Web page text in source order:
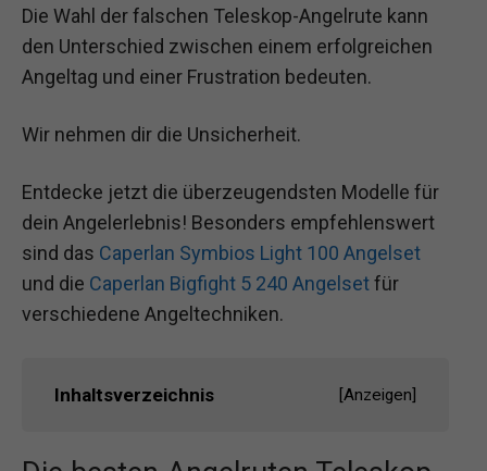
Die Wahl der falschen Teleskop-Angelrute kann
den Unterschied zwischen einem erfolgreichen
Angeltag und einer Frustration bedeuten.
Wir nehmen dir die Unsicherheit.
Entdecke jetzt die überzeugendsten Modelle für
dein Angelerlebnis! Besonders empfehlenswert
sind das Caperlan Symbios Light 100 Angelset
und die Caperlan Bigfight 5 240 Angelsetfür
verschiedene Angeltechniken.
Inhaltsverzeichnis [Anzeigen]